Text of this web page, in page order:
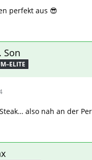
perfekt aus 😎
Son
also nah an der